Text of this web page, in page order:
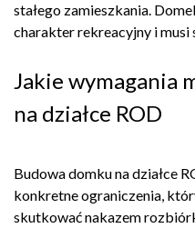
stałego zamieszkania.
charakter rekreacyjny i musi
Jakie wymagania
na działce ROD
Budowa domku na działce
konkretne ograniczenia,
skutkować nakazem